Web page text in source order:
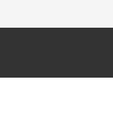
Deutschlands